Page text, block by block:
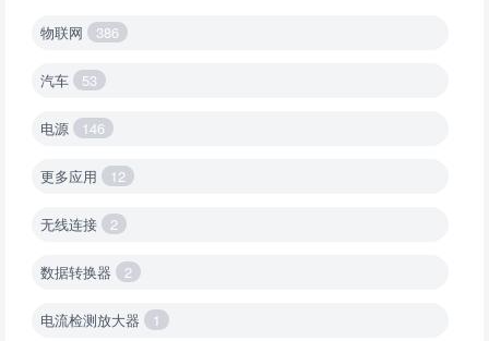
物联网 386
汽车 53
电源 146
更多应用 12
无线连接 2
数据转换器 2
电流检测放大器 1